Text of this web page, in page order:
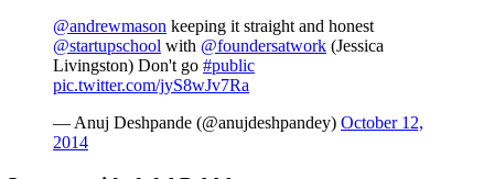
@andrewmason keeping it straight and honest
@startupschool with @foundersatwork (Jessica
Livingston) Don't go #public
pic.twitter.com/jyS8wJv7Ra
— Anuj Deshpande (@anujdeshpandey) October 12,
2014